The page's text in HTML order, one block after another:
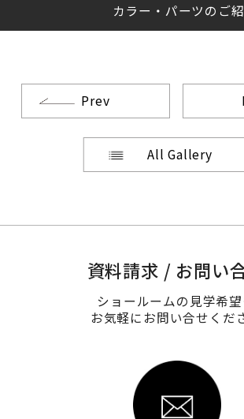
カラー・パーツのご
Prev
All Gallery
資料請求 / お問い
ショールームの見学希望
お気軽にお問い合せくだ